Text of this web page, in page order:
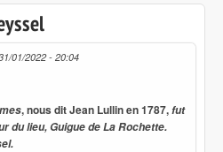
01/2022 - 20:04
, nous dit Jean Lullin en 1787,fut
du lieu, Guigue de La Rochette.